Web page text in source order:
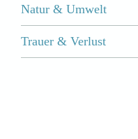
Natur & Umwelt
Trauer & Verlust